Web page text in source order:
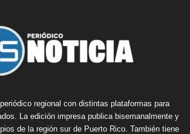
regional con distintas plataformas para
La edición impresa publica bisemanalmente y
de la región sur de Puerto Rico. También tiene